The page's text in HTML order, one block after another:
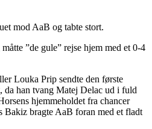
mod AaB og tabte stort.
”de gule” rejse hjem med et 0-4
Louka Prip sendte den første
da han tvang Matej Delac ud i fuld
hjemmeholdet fra chancer
Bakiz bragte AaB foran med et fladt